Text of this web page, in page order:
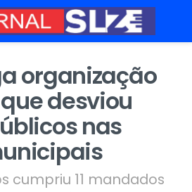
organização
desviou
nas
cumpriu 11 mandados